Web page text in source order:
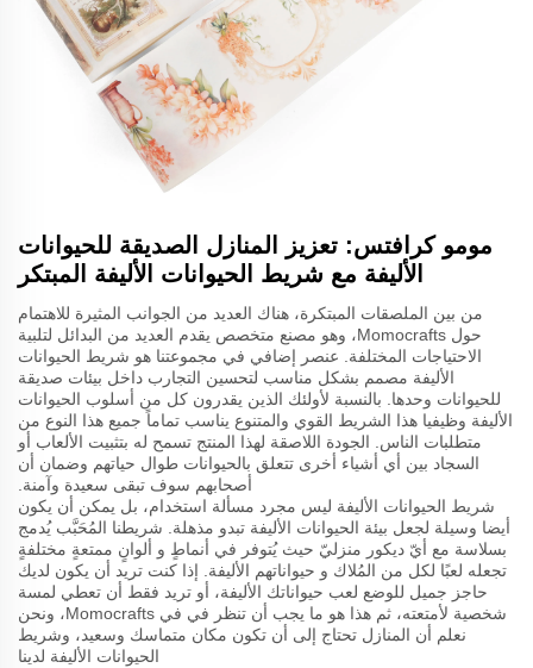
مومو كرافتس: تعزيز المنازل الصديقة للحيوانات
الأليفة مع شريط الحيوانات الأليفة المبتكر
من بين الملصقات المبتكرة، هناك العديد من الجوانب المثيرة للاهتمام
حول Momocrafts، وهو مصنع متخصص يقدم العديد من البدائل لتلبية
الاحتياجات المختلفة. عنصر إضافي في مجموعتنا هو شريط الحيوانات
الأليفة مصمم بشكل مناسب لتحسين التجارب داخل بيئات صديقة
للحيوانات وحدها. بالنسبة لأولئك الذين يقدرون كل من أسلوب الحيوانات
الأليفة وظيفيا هذا الشريط القوي والمتنوع يناسب تماماً جميع هذا النوع من
متطلبات الناس. الجودة اللاصقة لهذا المنتج تسمح له بتثبيت الألعاب أو
السجاد بين أي أشياء أخرى تتعلق بالحيوانات طوال حياتهم وضمان أن
أصحابهم سوف تبقى سعيدة وآمنة.
شريط الحيوانات الأليفة ليس مجرد مسألة استخدام، بل يمكن أن يكون
أيضا وسيلة لجعل بيئة الحيوانات الأليفة تبدو مذهلة. شريطنا المُحَبَّب يُدمج
بسلاسة مع أيّ ديكور منزليّ حيث يُتوفر في أنماطٍ و ألوانٍ ممتعةٍ مختلفةٍ
تجعله لعبًا لكل من المُلاك و حيواناتهم الأليفة. إذا كنت تريد أن يكون لديك
حاجز جميل للوضع لعب حيواناتك الأليفة، أو تريد فقط أن تعطي لمسة
شخصية لأمتعته، ثم هذا هو ما يجب أن تنظر في في Momocrafts، ونحن
نعلم أن المنازل تحتاج إلى أن تكون مكان متماسك وسعيد، وشريط
الحيوانات الأليفة لدينا